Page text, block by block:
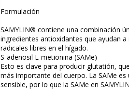
Formulación
SAMYLIN® contiene una combinación
ingredientes antioxidantes que ayudan a
radicales libres en el hígado.
S-adenosil L-metionina (SAMe)
Esto es clave para producir glutatión,
más importante del cuerpo. La SAMe
sensible, por lo que la SAMe en